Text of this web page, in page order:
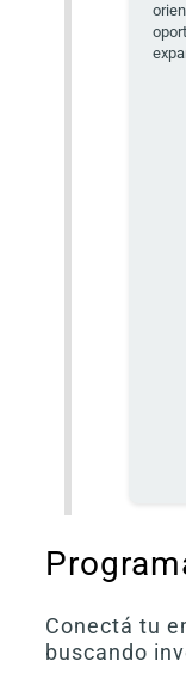
Conectá tu
buscando